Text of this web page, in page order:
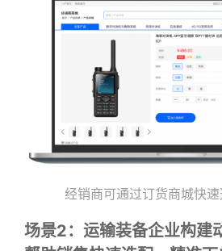
经销商可通过订货商城快
场景2：运输装备企业构建